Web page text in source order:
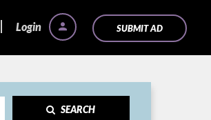
Login SUBMIT AD
SEARCH